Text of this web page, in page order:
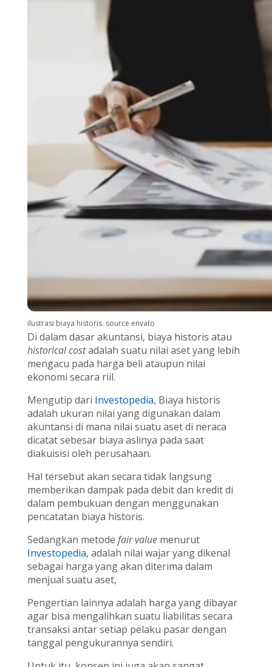
ilustrasi biaya historis. source envato
Di dalam dasar akuntansi, biaya historis atau
historical costadalah suatu nilai aset yang lebih
mengacu pada harga beli ataupun nilai
ekonomi secara riil.
Mengutip dari Investopedia, Biaya historis
adalah ukuran nilai yang digunakan dalam
akuntansi di mana nilai suatu aset di neraca
dicatat sebesar biaya aslinya pada saat
diakuisisi oleh perusahaan.
Hal tersebut akan secara tidak langsung
memberikan dampak pada debit dan kredit di
dalam pembukuan dengan menggunakan
pencatatan biaya historis.
Sedangkan metode fair valuemenurut
Investopedia, adalah nilai wajar yang dikenal
sebagai harga yang akan diterima dalam
menjual suatu aset,
Pengertian lainnya adalah harga yang dibayar
agar bisa mengalihkan suatu liabilitas secara
transaksi antar setiap pelaku pasar dengan
tanggal pengukurannya sendiri.